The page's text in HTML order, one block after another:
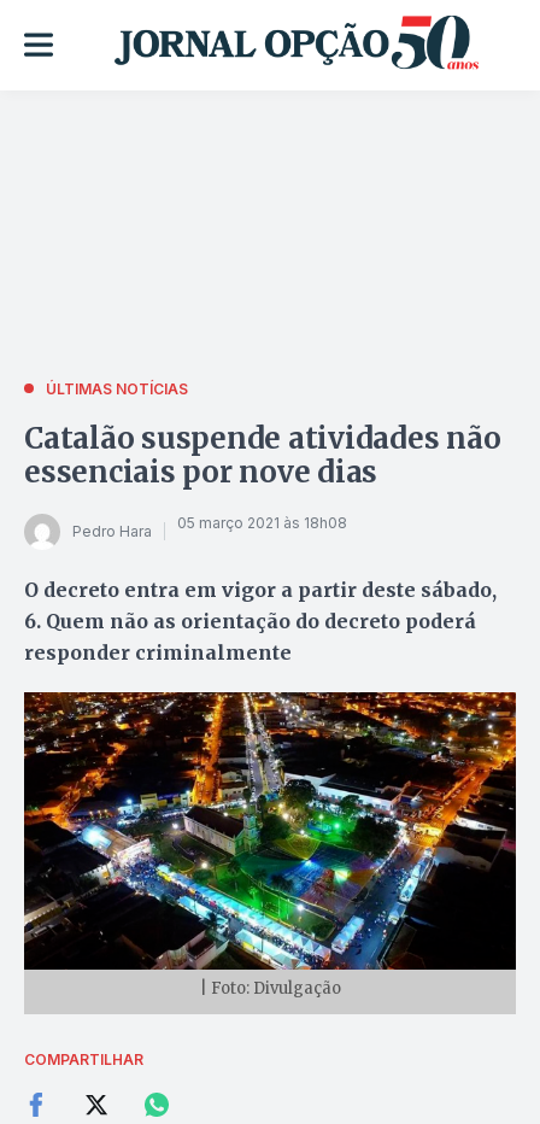
ÚLTIMAS NOTÍCIAS
Catalão suspende atividades não
essenciais por nove dias
Pedro Hara 05 março 2021 às 18h08
O decreto entra em vigor a partir deste sábado,
6. Quem não as orientação do decreto poderá
responder criminalmente
| Foto: Divulgação
COMPARTILHAR